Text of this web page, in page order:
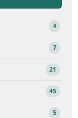
4
7
21
45
5